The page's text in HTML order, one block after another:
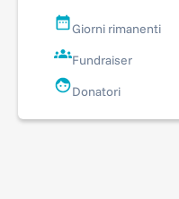
Giorni rimanenti
Fundraiser
Donatori